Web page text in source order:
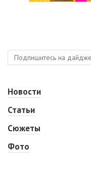
Новости
Статьи
Сюжеты
Фото